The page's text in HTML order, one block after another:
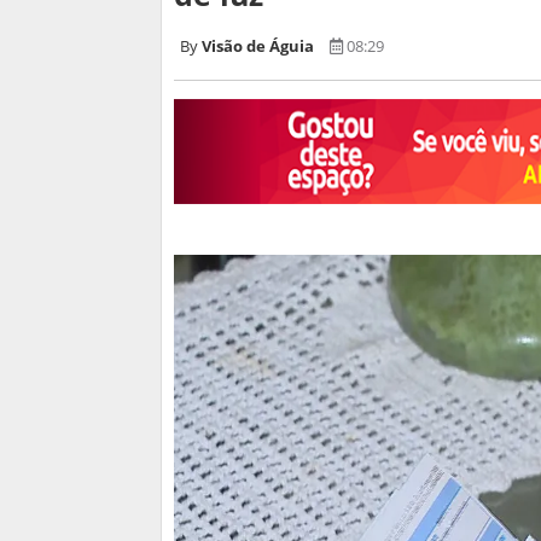
Visão de Águia 08:29